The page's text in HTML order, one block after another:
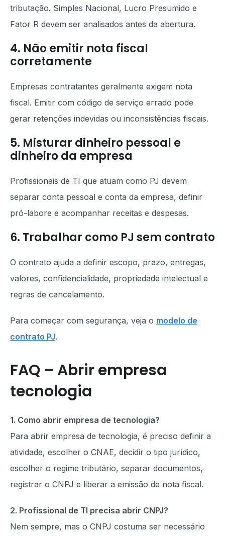
tributação. Simples Nacional, Lucro Presumido e
Fator R devem ser analisados antes da abertura.
4. Não emitir nota fiscal
corretamente
Empresas contratantes geralmente exigem nota
fiscal. Emitir com código de serviço errado pode
gerar retenções indevidas ou inconsistências fiscais.
5. Misturar dinheiro pessoal e
dinheiro da empresa
Profissionais de TI que atuam como PJ devem
separar conta pessoal e conta da empresa, definir
pró-labore e acompanhar receitas e despesas.
6. Trabalhar como PJ sem contrato
O contrato ajuda a definir escopo, prazo, entregas,
valores, confidencialidade, propriedade intelectual e
regras de cancelamento.
Para começar com segurança, veja o modelo de
contrato PJ.
FAQ – Abrir empresa
tecnologia
1. Como abrir empresa de tecnologia?
Para abrir empresa de tecnologia, é preciso definir a
atividade, escolher o CNAE, decidir o tipo jurídico,
escolher o regime tributário, separar documentos,
registrar o CNPJ e liberar a emissão de nota fiscal.
2. Profissional de TI precisa abrir CNPJ?
Nem sempre, mas o CNPJ costuma ser necessário